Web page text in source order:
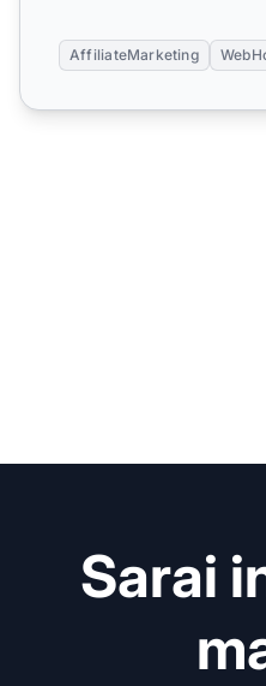
AffiliateMarketing
Sarai